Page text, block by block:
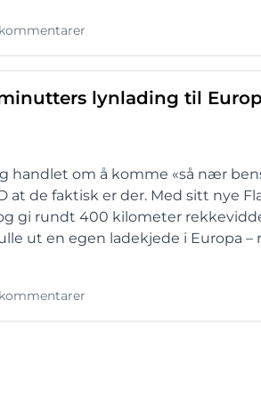
lynlading til
handlet om å komme «så nær
at de faktisk er der. Med sitt nye
gi rundt 400 kilometer
ut en egen ladekjede i Europa